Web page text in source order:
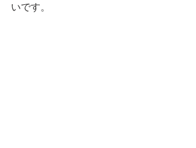
いです。